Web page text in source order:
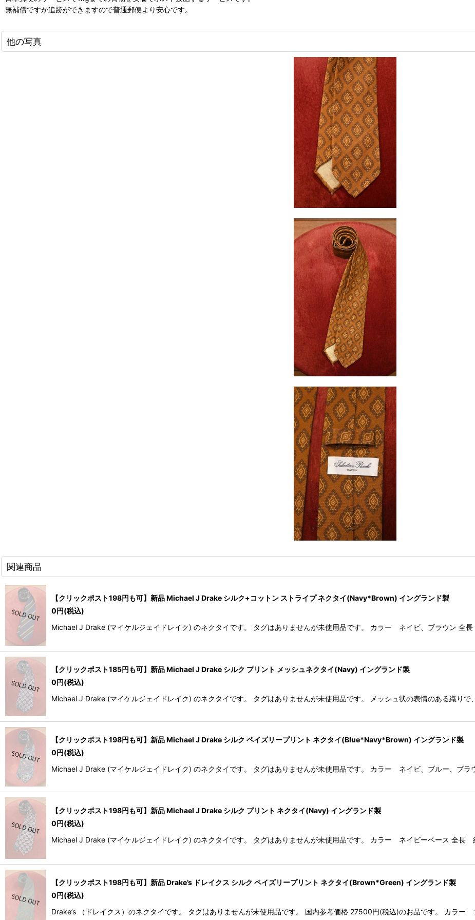
無補償ですが追跡ができますので普通郵便より安心です。
他の写真
関連商品
【クリックポスト198円も可】新品 Michael J Drake シルク+コットン ストライプ ネクタイ(Navy*Brown) イングランド製
0円(税込)
Michael J Drake (マイケルジェイドレイク) のネクタイです。 タグはありませんが未使用品です。 カラー ネイビ、ブラウン 全
【クリックポスト185円も可】新品 Michael J Drake シルク プリント メッシュネクタイ(Navy) イングランド製
0円(税込)
Michael J Drake (マイケルジェイドレイク) のネクタイです。 タグはありませんが未使用品です。 メッシュ状の表情のある織り
【クリックポスト198円も可】新品 Michael J Drake シルク ペイズリープリント ネクタイ(Blue*Navy*Brown) イングランド製
0円(税込)
Michael J Drake (マイケルジェイドレイク) のネクタイです。 タグはありませんが未使用品です。 カラー ネイビ、ブルー、ブ
【クリックポスト198円も可】新品 Michael J Drake シルク プリント ネクタイ(Navy) イングランド製
0円(税込)
Michael J Drake (マイケルジェイドレイク) のネクタイです。 タグはありませんが未使用品です。 カラー ネイビーベース 全長
【クリックポスト198円も可】新品 Drake’s ドレイクス シルク ペイズリープリント ネクタイ(Brown*Green) イングランド製
0円(税込)
Drake’s （ドレイクス）のネクタイです。 タグはありませんが未使用品です。 国内参考価格 27500円(税込)のお品です。 カラ